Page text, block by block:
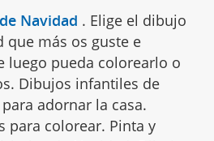
Navidad . Elige el dibujo
que más os guste e
luego pueda colorearlo o
Dibujos infantiles de
adornar la casa.
para colorear. Pinta y